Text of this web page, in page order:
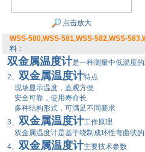
点击放大
WSS-580,WSS-581,WSS-582,WSS-
料：
双金属温度计是一种测量中低温度
2、 双金属温度计特点
现场显示温度，直观方便
安全可靠，使用寿命长
多种结构形式，可满足不同要求
3、 双金属温度计工作原理
双金属温度计是基于绕制成环性弯曲状
4、 双金属温度计主要技术参数